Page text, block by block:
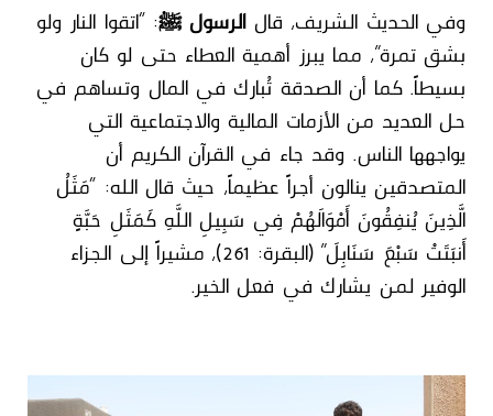
وفي الحديث الشريف، قالالرسول ﷺ: “اتقوا النار ولو
بشق تمرة”، مما يبرز أهمية العطاء حتى لو كان
بسيطاً. كما أن الصدقة تُبارك في المال وتساهم في
حل العديد من الأزمات المالية والاجتماعية التي
يواجهها الناس. وقد جاء في القرآن الكريم أن
المتصدقين ينالون أجراً عظيماً، حيث قال الله: “مَثَلُ
الَّذِينَ يُنفِقُونَ أَمْوَالَهُمْ فِي سَبِيلِ اللَّهِ كَمَثَلِ حَبَّةٍ
أَنبَتَتْ سَبْعَ سَنَابِلَ” (البقرة: 261)، مشيراً إلى الجزاء
الوفير لمن يشارك في فعل الخير.